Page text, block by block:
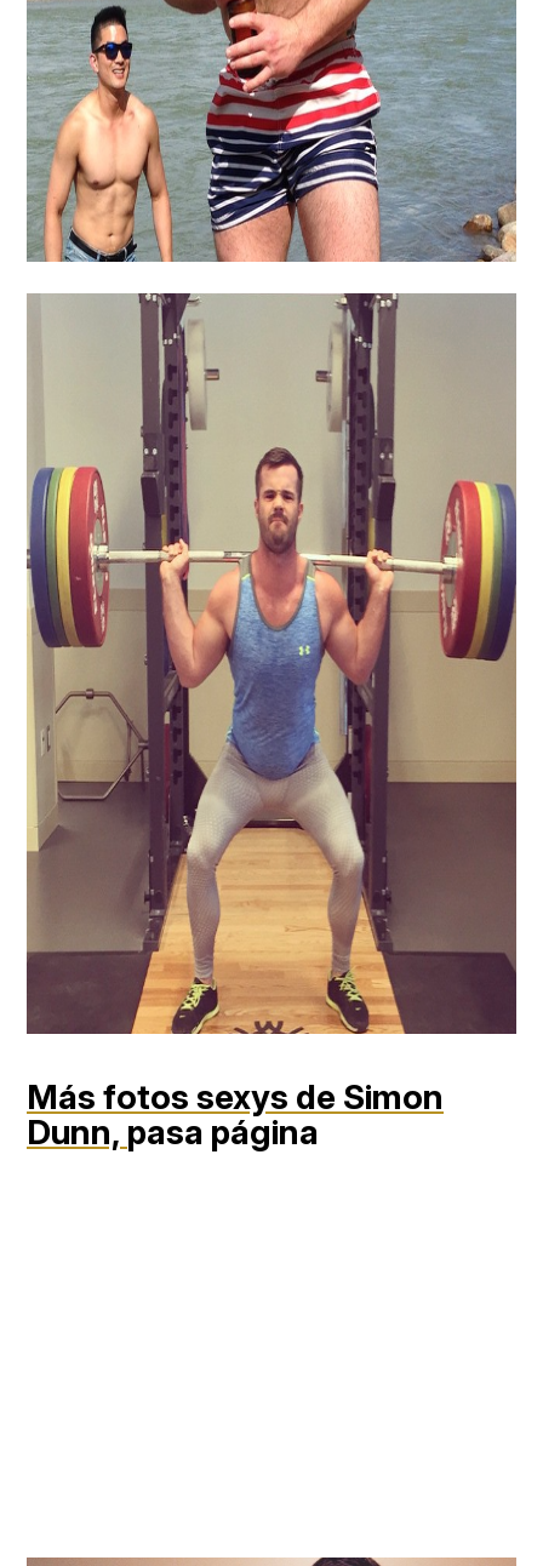
Más fotos sexys de Simon
Dunn, pasa página